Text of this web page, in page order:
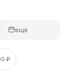
ещё
₽